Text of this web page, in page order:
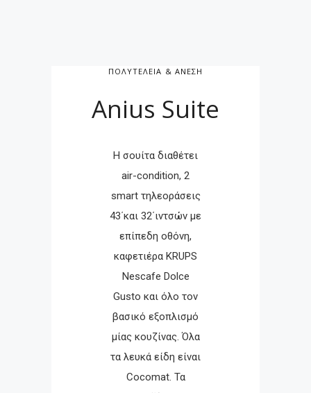
ΠΟΛΥΤΕΛΕΙΑ & ΑΝΕΣΗ
Anius Suite
H σουίτα διαθέτει
air-condition, 2
smart τηλεοράσεις
43΄και 32΄ιντσών με
επίπεδη οθόνη,
καφετιέρα KRUPS
Nescafe Dolce
Gusto και όλο τον
βασικό εξοπλισμό
μίας κουζίνας. Όλα
τα λευκά είδη είναι
Cocomat. Τα